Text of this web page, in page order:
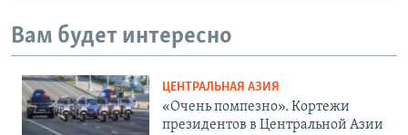
Вам будет интересно
ЦЕНТРАЛЬНАЯ АЗИЯ
«Очень помпезно». Кортежи
президентов в Центральной Азии